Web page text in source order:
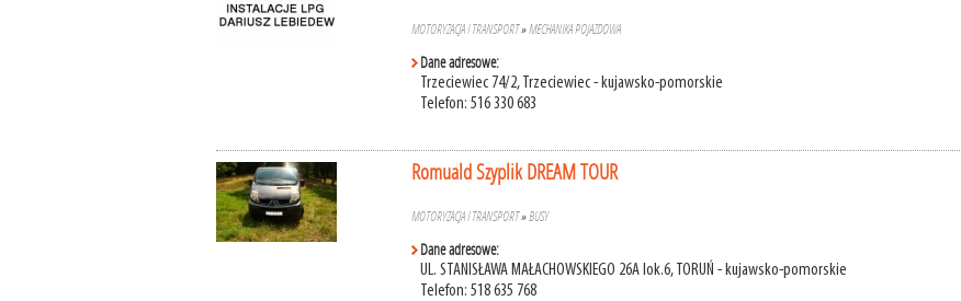
MOTORYZACJA I TRANSPORT»MECHANIKA POJAZDOWA
Dane adresowe:
Trzeciewiec 74/2, Trzeciewiec - kujawsko-pomorskie
Telefon: 516 330 683
Romuald Szyplik DREAM TOUR
MOTORYZACJA I TRANSPORT»BUSY
Dane adresowe:
UL. STANISŁAWA MAŁACHOWSKIEGO 26A lok.6, TORUŃ - kujawsko-pomorskie
Telefon: 518 635 768